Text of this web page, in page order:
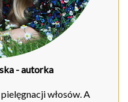
- autorka
włosów. A